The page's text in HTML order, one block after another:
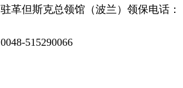
驻革但斯克总领馆（波兰）领保电话：
0048-515290066